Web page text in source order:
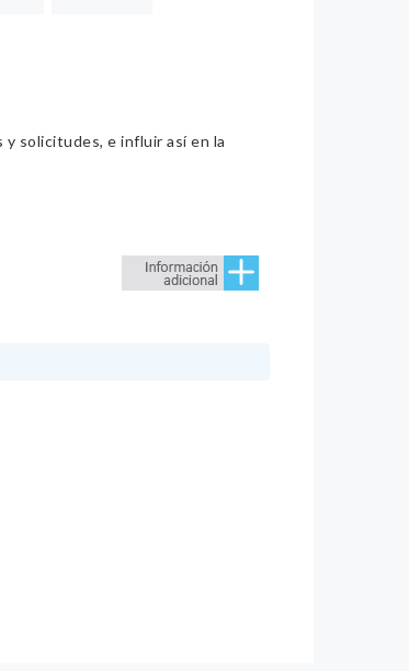
solicitudes, e influir así en la